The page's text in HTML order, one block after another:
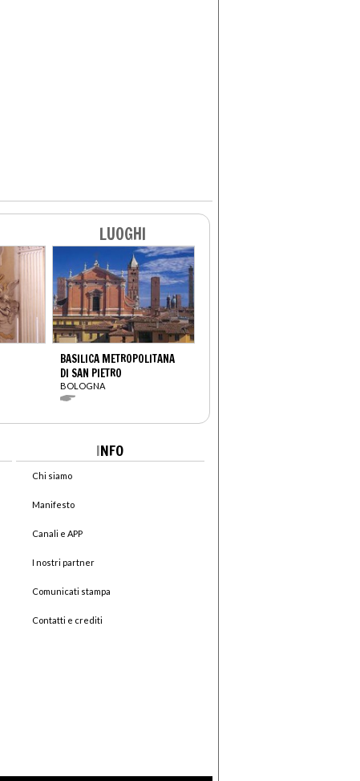
LUOGHI
BASILICA METROPOLITANA
DI SAN PIETRO
BOLOGNA
INFO
Chi siamo
Manifesto
Canali e APP
I nostri partner
Comunicati stampa
Contatti e crediti